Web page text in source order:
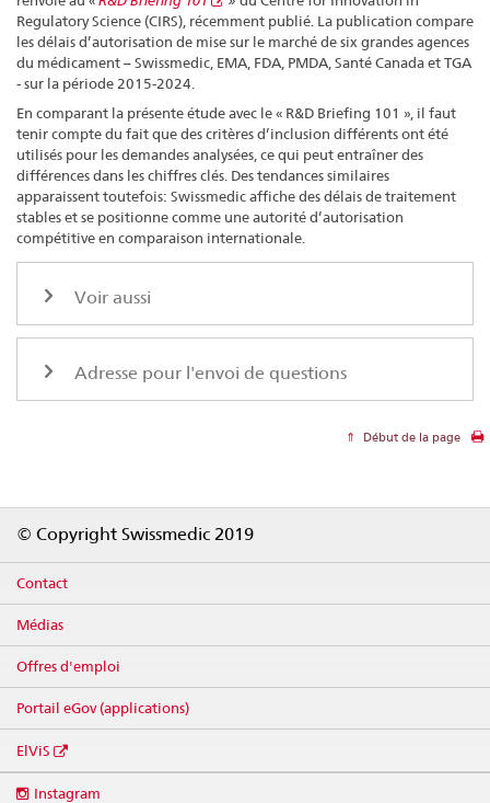
Regulatory Science (CIRS), récemment publié. La publication compare
les délais d’autorisation de mise sur le marché de six grandes agences
du médicament – Swissmedic, EMA, FDA, PMDA, Santé Canada et TGA
- sur la période 2015-2024.
En comparant la présente étude avec le « R&D Briefing 101 », il faut
tenir compte du fait que des critères d’inclusion différents ont été
utilisés pour les demandes analysées, ce qui peut entraîner des
différences dans les chiffres clés. Des tendances similaires
apparaissent toutefois: Swissmedic affiche des délais de traitement
stables et se positionne comme une autorité d’autorisation
compétitive en comparaison internationale.
Voir aussi
Adresse pour l'envoi de questions
Début de la page
© Copyright Swissmedic 2019
Contact
Médias
Offres d'emploi
Portail eGov (applications)
ElViS
Instagram